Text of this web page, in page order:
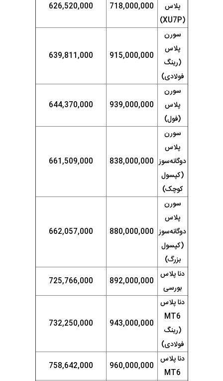
پلاس
(XU7P)
718,000,000
626,520,000
سورن
پلاس
(رینگ
فولادی)
915,000,000
639,811,000
سورن
پلاس
(فول)
939,000,000
644,370,000
سورن
پلاس
دوگانه‌سوز
(کپسول
کوچک)
838,000,000
661,509,000
سورن
پلاس
دوگانه‌سوز
(کپسول
بزرگ)
880,000,000
662,057,000
دنا پلاس
بورسی
892,000,000
725,766,000
دنا پلاس
MT6
(رینگ
فولادی)
943,000,000
732,250,000
دنا پلاس
MT6
960,000,000
758,642,000